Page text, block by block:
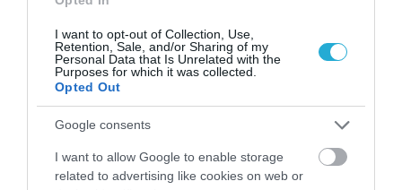
I want to opt-out of Collection, Use,
Retention, Sale, and/or Sharing of my
Personal Data that Is Unrelated with the
Purposes for which it was collected.
Opted Out
Google consents
I want to allow Google to enable storage
related to advertising like cookies on web or
Δεν ήταν μόνο ηθικοί λόγοι: Γιατί
εξαφανίστηκε ο κανιβαλισμός από τις
ανθρώπινες κοινωνίες – Τι δείχνει νέα
έρευνα